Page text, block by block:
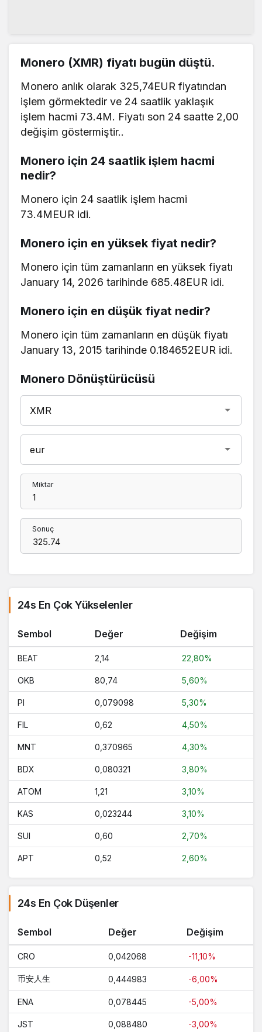
Monero (XMR) fiyatı bugün düştü.
Monero anlık olarak 325,74EUR fiyatından
işlem görmektedir ve 24 saatlik yaklaşık
işlem hacmi 73.4M. Fiyatı son 24 saatte 2,00
değişim göstermiştir..
Monero için 24 saatlik işlem hacmi
nedir?
Monero için 24 saatlik işlem hacmi
73.4MEUR idi.
Monero için en yüksek fiyat nedir?
Monero için tüm zamanların en yüksek fiyatı
January 14, 2026 tarihinde 685.48EUR idi.
Monero için en düşük fiyat nedir?
Monero için tüm zamanların en düşük fiyatı
January 13, 2015 tarihinde 0.184652EUR idi.
Monero Dönüştürücüsü
Miktar
Sonuç
24s En Çok Yükselenler
Sembol Değer Değişim
BEAT 2,14 22,80%
OKB 80,74 5,60%
PI 0,079098 5,30%
FIL 0,62 4,50%
MNT 0,370965 4,30%
BDX 0,080321 3,80%
ATOM 1,21 3,10%
KAS 0,023244 3,10%
SUI 0,60 2,70%
APT 0,52 2,60%
24s En Çok Düşenler
Sembol Değer Değişim
CRO 0,042068 -11,10%
币安人生 0,444983 -6,00%
ENA 0,078445 -5,00%
JST 0,088480 -3,00%